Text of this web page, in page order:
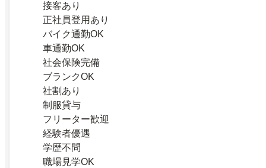
接客あり
正社員登用あり
バイク通勤OK
車通勤OK
社会保険完備
ブランクOK
社割あり
制服貸与
フリーター歓迎
経験者優遇
学歴不問
職場見学OK